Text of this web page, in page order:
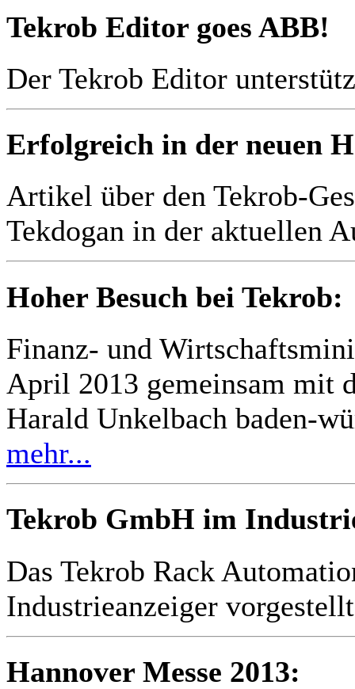
Tekrob Editor goes ABB!
Der Tekrob Editor
Erfolgreich in der neuen
Artikel über den Tekrob-
Tekdogan in der aktuellen
Hoher Besuch bei Tekrob:
Finanz- und
April 2013 gemeinsam mit
Harald Unkelbach baden-
mehr...
Tekrob GmbH im
Das Tekrob Rack
Industrieanzeiger
Hannover Messe 2013: